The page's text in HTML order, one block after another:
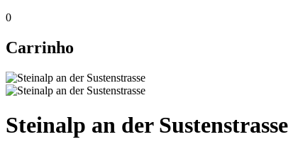
0
Carrinho
Steinalp an der Sustenstrasse